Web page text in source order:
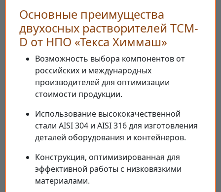
Основные преимущества
двухосных растворителей TCM-
D от НПО «Текса Химмаш»
Возможность выбора компонентов от
российских и международных
производителей для оптимизации
стоимости продукции.
Использование высококачественной
стали AISI 304 и AISI 316 для изготовления
деталей оборудования и контейнеров.
Конструкция, оптимизированная для
эффективной работы с низковязкими
материалами.